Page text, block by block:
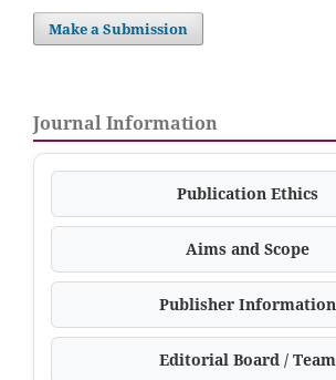
Make a Submission
Journal Information
Publication Ethics
Aims and Scope
Publisher Information
Editorial Board / Team